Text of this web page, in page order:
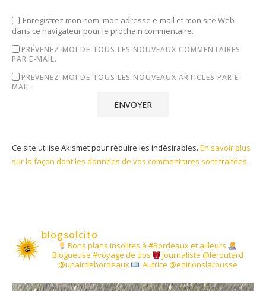
Enregistrez mon nom, mon adresse e-mail et mon site Web
dans ce navigateur pour le prochain commentaire.
PRÉVENEZ-MOI DE TOUS LES NOUVEAUX COMMENTAIRES
PAR E-MAIL.
PRÉVENEZ-MOI DE TOUS LES NOUVEAUX ARTICLES PAR E-
MAIL.
Ce site utilise Akismet pour réduire les indésirables. En savoir plus
sur la façon dont les données de vos commentaires sont traitées.
blogsolcito
Bons plans insolites à #Bordeaux et ailleurs
Blogueuse #voyage de dos
Journaliste @leroutard
@unairdebordeaux
Autrice @editionslarousse